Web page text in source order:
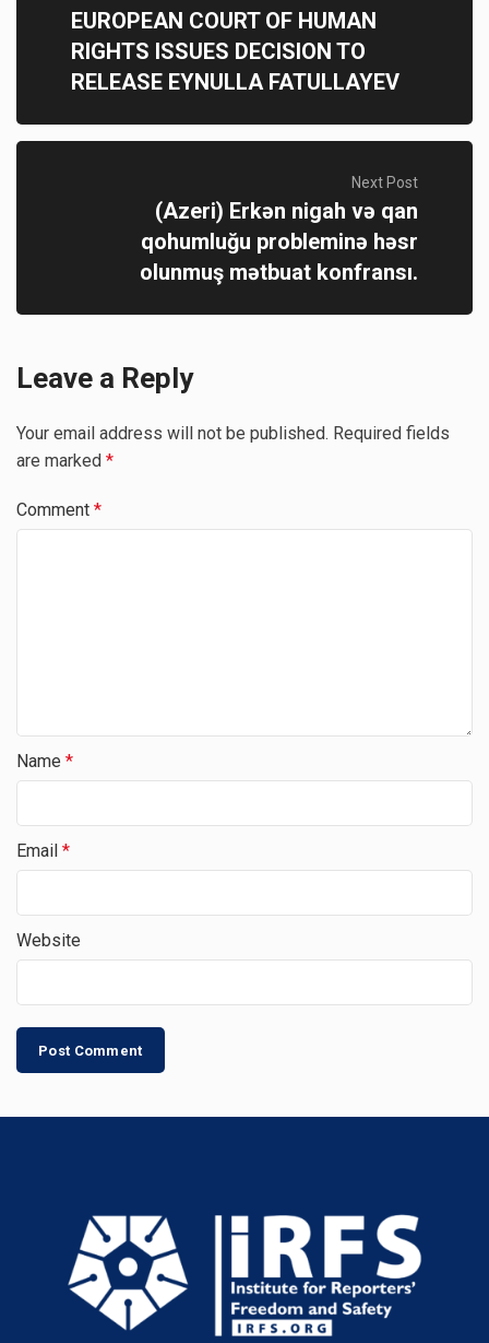
EUROPEAN COURT OF HUMAN
RIGHTS ISSUES DECISION TO
RELEASE EYNULLA FATULLAYEV
Next Post
(Azeri) Erkən nigah və qan
qohumluğu probleminə həsr
olunmuş mətbuat konfransı.
Leave a Reply
Your email address will not be published. Required fields
are marked *
Comment *
Name *
Email *
Website